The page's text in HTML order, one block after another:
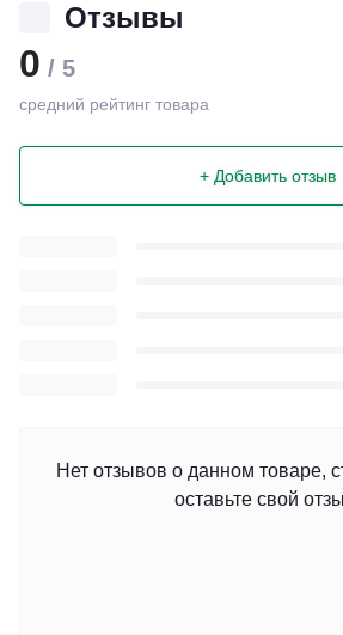
Отзывы
0 / 5
средний рейтинг товара
+ Добавить отзыв
Нет отзывов о данном товаре,
оставьте свой